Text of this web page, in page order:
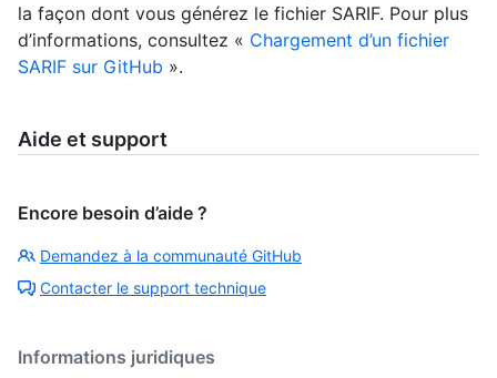
la façon dont vous générez le fichier SARIF. Pour plus
d’informations, consultez « Chargement d’un fichier
SARIF sur GitHub ».
Aide et support
Encore besoin d’aide ?
Demandez à la communauté GitHub
Contacter le support technique
Informations juridiques